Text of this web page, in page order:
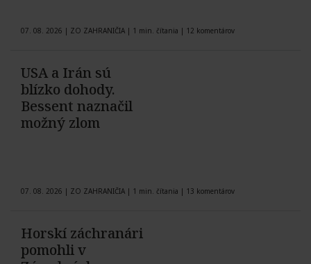
07. 08. 2026 | ZO ZAHRANIČIA | 1 min. čítania | 12 komentárov
USA a Irán sú
blízko dohody.
Bessent naznačil
možný zlom
07. 08. 2026 | ZO ZAHRANIČIA | 1 min. čítania | 13 komentárov
Horskí záchranári
pomohli v